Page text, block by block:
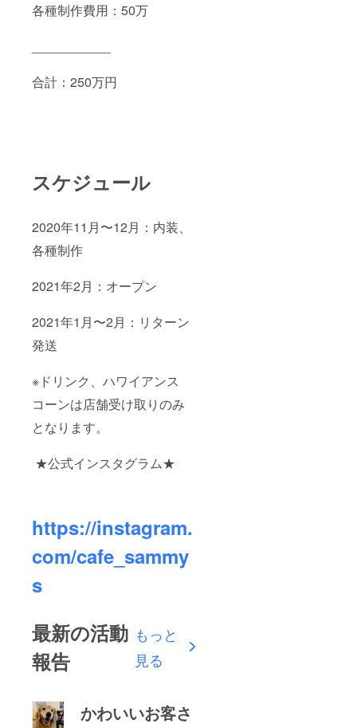
各種制作費用：50万
合計：250万円
スケジュール
2020年11月〜12月：内装、
各種制作
2021年2月：オープン
2021年1月〜2月：リターン
発送
※ドリンク、ハワイアンス
コーンは店舗受け取りのみ
となります。
★公式インスタグラム★
https://instagram.
com/cafe_sammy
s
最新の活動
報告
もっと
見る
かわいいお客さ